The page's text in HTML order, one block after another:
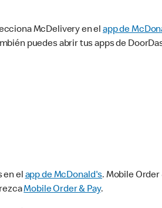
McDelivery en elapp de
puedes abrir tus apps de
en elapp de McDonald's. Mobile Order
Mobile Order & Pay.